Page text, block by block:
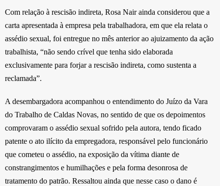
Com relação à rescisão indireta, Rosa Nair ainda considerou que a
carta apresentada à empresa pela trabalhadora, em que ela relata o
assédio sexual, foi entregue no mês anterior ao ajuizamento da ação
trabalhista, “não sendo crível que tenha sido elaborada
exclusivamente para forjar a rescisão indireta, como sustenta a
reclamada”.
A desembargadora acompanhou o entendimento do Juízo da Vara
do Trabalho de Caldas Novas, no sentido de que os depoimentos
comprovaram o assédio sexual sofrido pela autora, tendo ficado
patente o ato ilícito da empregadora, responsável pelo funcionário
que cometeu o assédio, na exposição da vítima diante de
constrangimentos e humilhações e pela forma desonrosa de
tratamento do patrão. Ressaltou ainda que nesse caso o dano é